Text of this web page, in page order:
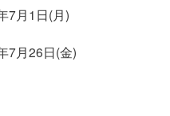
7月1日(月)
7月26日(金)